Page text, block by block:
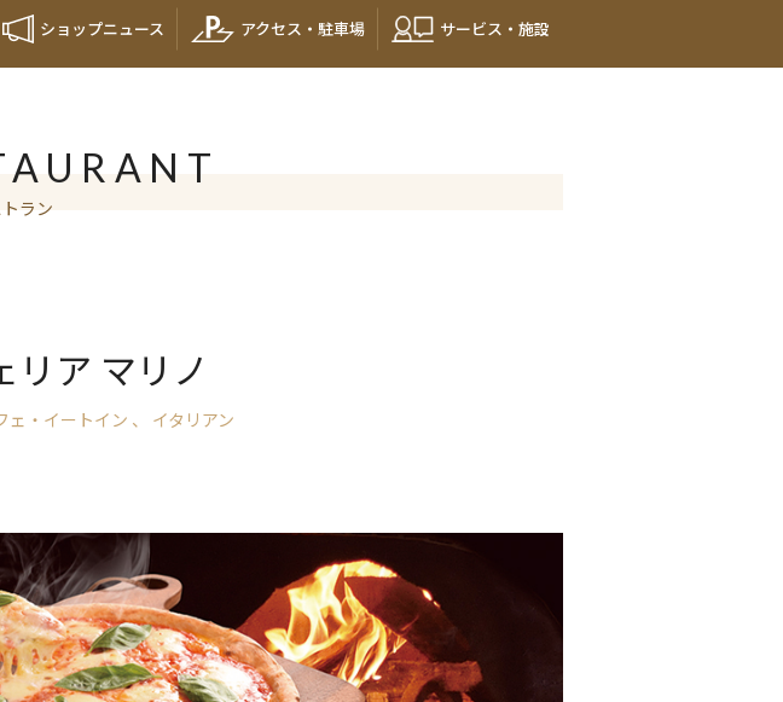
Japanese
ショップニュース アクセス・ 駐車場 サービス・施設
ラン
リア マリノ
ェ・イートイン 、 イタリアン